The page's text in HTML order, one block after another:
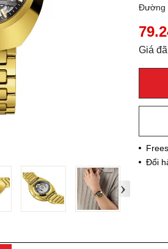
›
Đường
Giá
Đổi